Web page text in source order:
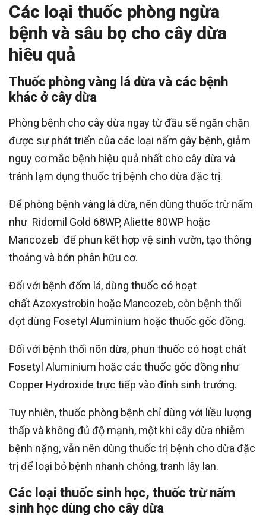
Các loại thuốc phòng ngừa
bệnh và sâu bọ cho cây dừa
hiêu quả
Thuốc phòng vàng lá dừa và các bệnh
khác ở cây dừa
Phòng bệnh cho cây dừa ngay từ đầu sẽ ngăn chặn
được sự phát triển của các loại nấm gây bệnh, giảm
nguy cơ mắc bệnh hiệu quả nhất cho cây dừa và
tránh lạm dụng thuốc trị bệnh cho dừa đặc trị.
Để phòng bệnh vàng lá dừa, nên dùng thuốc trừ nấm
như Ridomil Gold 68WP, Aliette 80WP hoặc
Mancozeb để phun kết hợp vệ sinh vườn, tạo thông
thoáng và bón phân hữu cơ.
Đối với bệnh đốm lá, dùng thuốc có hoạt
chất Azoxystrobin hoặc Mancozeb, còn bệnh thối
đọt dùng Fosetyl Aluminium hoặc thuốc gốc đồng.
Đối với bệnh thối nõn dừa, phun thuốc có hoạt chất
Fosetyl Aluminium hoặc các thuốc gốc đồng như
Copper Hydroxide trực tiếp vào đỉnh sinh trưởng.
Tuy nhiên, thuốc phòng bệnh chỉ dùng với liều lượng
thấp và không đủ độ mạnh, một khi cây dừa nhiễm
bệnh nặng, vẫn nên dùng thuốc trị bệnh cho dừa đặc
trị để loại bỏ bệnh nhanh chóng, tranh lây lan.
Các loại thuốc sinh học, thuốc trừ nấm
sinh học dùng cho cây dừa